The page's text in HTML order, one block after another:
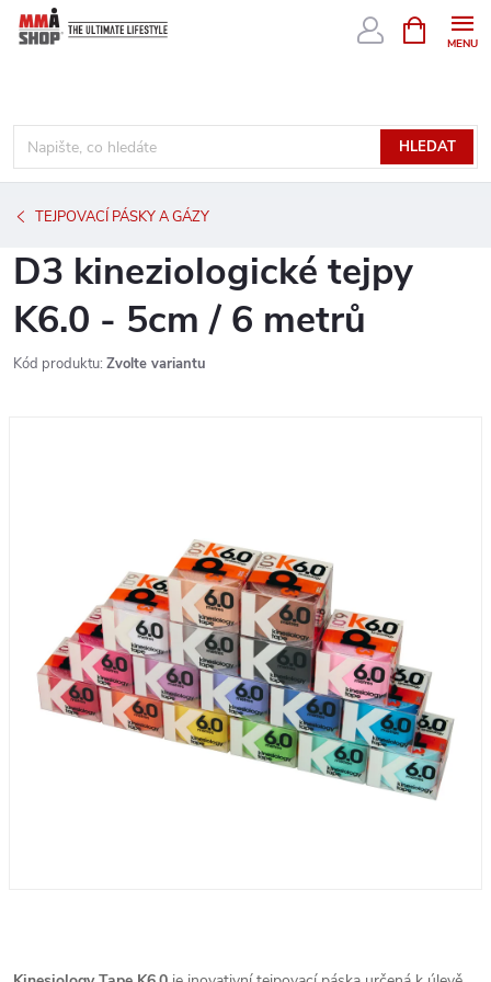
Přejít
HLEDAT
NÁKUPNÍ
KOŠÍK
TEJPOVACÍ PÁSKY A GÁZY
D3 kineziologické tejpy
K6.0 - 5cm / 6 metrů
Kód produktu: Zvolte variantu